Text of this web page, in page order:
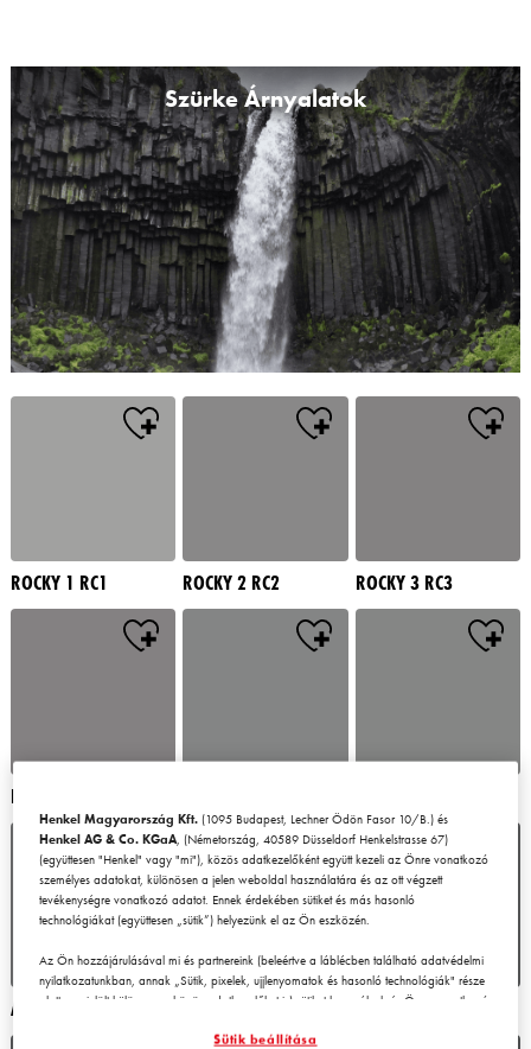
Szürke Árnyalatok
ROCKY 1 RC1 ROCKY 2 RC2 ROCKY 3 RC3
ROCKY 4 RC4
ALATAU 1 AU1 ALATAU 2 AU2 ALATAU 3 AU3
Henkel Magyarország Kft.(1095 Budapest, Lechner Ödön Fasor 10/B.) és
Henkel AG & Co. KGaA, (Németország, 40589 Düsseldorf Henkelstrasse 67)
(együttesen "Henkel" vagy "mi"), közös adatkezelőként együtt kezeli az Önre vonatkozó
személyes adatokat, különösen a jelen weboldal használatára és az ott végzett
tevékenységre vonatkozó adatot. Ennek érdekében sütiket és más hasonló
technológiákat (együttesen „sütik”) helyezünk el az Ön eszközén.
Az Ön hozzájárulásával mi és partnereink (beleértve a láblécben található adatvédelmi
nyilatkozatunkban, annak „Sütik, pixelek, ujjlenyomatok és hasonló technológiák" része
alatt megjelöltkülön vagyközös
adatkezelőket is) sütiket használunk és Önre vonatkozó
optimalizálására, a weboldal használatát javító funkciók biztosítására
Sütik beállítása